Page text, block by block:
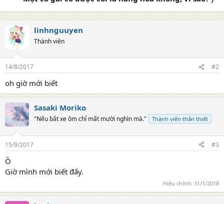
linhnguuyen
Thành viên
14/8/2017 #2
oh giờ mới biết
Sasaki Moriko
"Nếu bắt xe ôm chỉ mất mười nghìn mà." Thành viên thân thiết
15/9/2017 #3
Ồ
Giờ mình mới biết đấy.
Hiệu chỉnh: 31/1/2018